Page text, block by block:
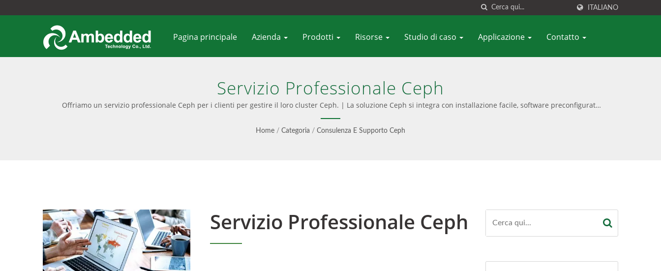
ITALIANO
Pagina principale Azienda Prodotti Risorse Studio di caso Applicazione Contatto
Servizio Professionale Ceph
Offriamo un servizio professionale Ceph per i clienti per gestire il loro cluster Ceph. | La soluzione Ceph si integra con installazione facile, software preconfigurato
e un'interfaccia utente intuitiva. Fornisce anche consulenza Ceph, servizio professionale e aggiornamenti senza soluzione di continuità, offrendo sia opzioni solo
software che dispositivi chiavi in mano.
Home / Categoria / Consulenza E Supporto Ceph
Servizio Professionale Ceph